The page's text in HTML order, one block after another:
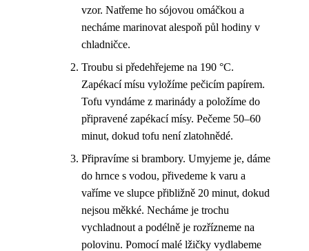
vzor. Natřeme ho sójovou omáčkou a
necháme marinovat alespoň půl hodiny v
chladničce.
Troubu si předehřejeme na 190 °C.
Zapékací mísu vyložíme pečicím papírem.
Tofu vyndáme z marinády a položíme do
připravené zapékací mísy. Pečeme 50–60
minut, dokud tofu není zlatohnědé.
Připravíme si brambory. Umyjeme je, dáme
do hrnce s vodou, přivedeme k varu a
vaříme ve slupce přibližně 20 minut, dokud
nejsou měkké. Necháme je trochu
vychladnout a podélně je rozřízneme na
polovinu. Pomocí malé lžičky vydlabeme